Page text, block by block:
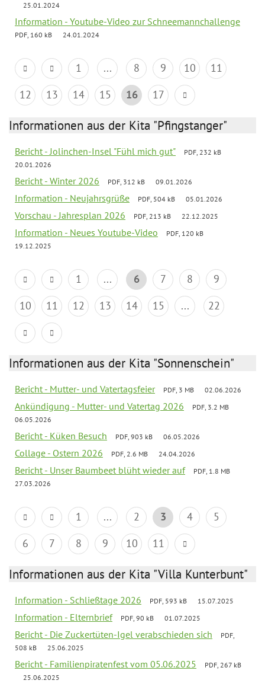
25.01.2024
Information - Youtube-Video zur Schneemannchallenge
PDF, 160 kB 24.01.2024
1 ... 8 9 10
11
12
13 14 15 16 17
Informationen aus der Kita "Pfingstanger"
Bericht - Jolinchen-Insel "Fühl mich gut"
PDF, 232 kB
20.01.2026
Bericht - Winter 2026 PDF, 312 kB 09.01.2026
Information - Neujahrsgrüße PDF, 504 kB 05.01.2026
Vorschau - Jahresplan 2026 PDF, 213 kB 22.12.2025
Information - Neues Youtube-Video
PDF, 120 kB
19.12.2025
1 ... 6 7 8
9
10
11 12 13 14 15 ... 22
Informationen aus der Kita "Sonnenschein"
Bericht - Mutter- und Vatertagsfeier PDF, 3 MB 02.06.2026
Ankündigung - Mutter- und Vatertag 2026
PDF, 3.2 MB
06.05.2026
Bericht - Küken Besuch PDF, 903 kB 06.05.2026
Collage - Ostern 2026 PDF, 2.6 MB 24.04.2026
Bericht - Unser Baumbeet blüht wieder auf
PDF, 1.8 MB
27.03.2026
1 ... 2 3 4
5
6
7 8 9 10 11
Informationen aus der Kita "Villa Kunterbunt"
Information - Schließtage 2026 PDF, 593 kB 15.07.2025
Information - Elternbrief PDF, 90 kB 01.07.2025
Bericht - Die Zuckertüten-Igel verabschieden sich
PDF,
508 kB
25.06.2025
Bericht - Familienpiratenfest vom 05.06.2025
PDF, 267 kB
25.06.2025